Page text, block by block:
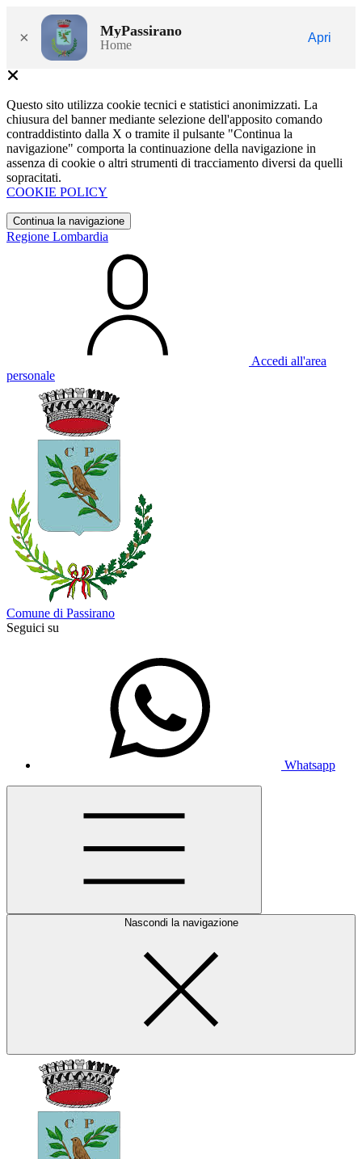
× MyPassirano
Home
Apri
Questo sito utilizza cookie tecnici e statistici anonimizzati. La
chiusura del banner mediante selezione dell'apposito comando
contraddistinto dalla X o tramite il pulsante "Continua la
navigazione" comporta la continuazione della navigazione in
assenza di cookie o altri strumenti di tracciamento diversi da quelli
sopracitati.
COOKIE POLICY
Continua la navigazione
Regione Lombardia
Accedi all'area
personale
Comune di Passirano
Seguici su
Whatsapp
Nascondi la navigazione